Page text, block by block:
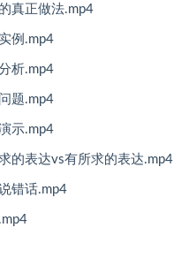
真正做法.mp4
例.mp4
析.mp4
题.mp4
示.mp4
的表达vs有所求的表达.mp4
错话.mp4